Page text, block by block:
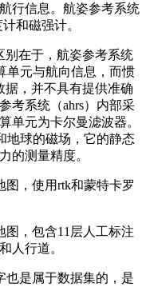
行信息。航姿参考系统
和磁强计。
别在于，航姿参考系统
单元与航向信息，而惯
据，并不具有提供准确
考系统（ahrs）内部采
单元为卡尔曼滤波器。
地球的磁场，它的静态
的测量精度。
图，使用rtk和蒙特卡罗
图，包含11层人工标注
人行道。
也是属于数据集的，是